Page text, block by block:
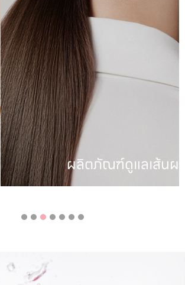
ผลิตภัณฑ์ดูแลเส้นผม